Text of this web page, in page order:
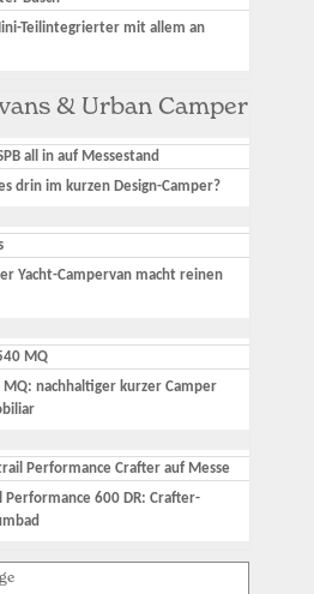
Teilintegrierter mit allem an
& Urban Camper
drin im kurzen Design-Camper?
Yacht-Campervan macht reinen
MQ: nachhaltiger kurzer Camper
600 DR: Crafter-